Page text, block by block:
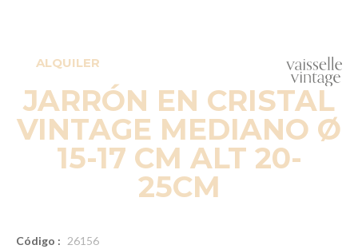
ALQUILER
JARRÓN EN CRISTAL
VINTAGE MEDIANO Ø
15-17 CM ALT 20-
25CM
Código : 26156